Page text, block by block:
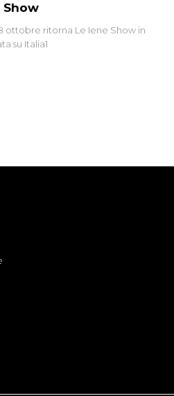
Show
ottobre ritorna Le Iene Show in
su Italia1